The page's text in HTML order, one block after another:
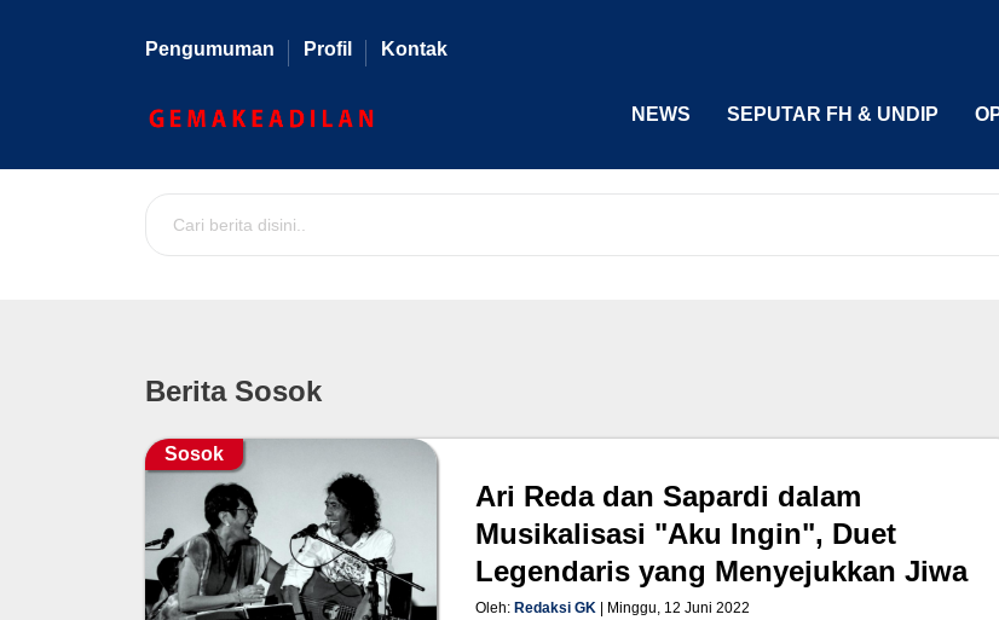
Pengumuman Profil Kontak
NEWS SEPUTAR FH & UNDIP
Berita Sosok
Sosok
Ari Reda dan Sapardi dalam
Musikalisasi "Aku Ingin", Duet
Legendaris yang Menyejukkan Jiwa
Oleh:Redaksi GK | Minggu, 12 Juni 2022